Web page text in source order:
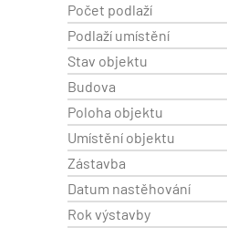
Počet podlaží
Podlaží umístění
Stav objektu
Budova
Poloha objektu
Umístění objektu
Zástavba
Datum nastěhování
Rok výstavby